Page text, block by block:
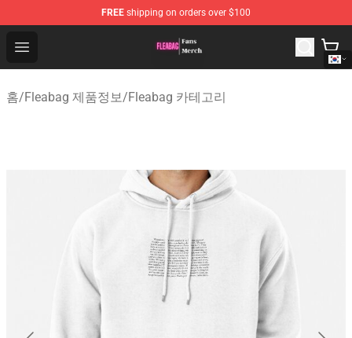
FREE shipping on orders over $100
Open menu
Fleabag Store - Official Fleabag Merchandise Shop
홈/Fleabag 제품정보/Fleabag 카테고리